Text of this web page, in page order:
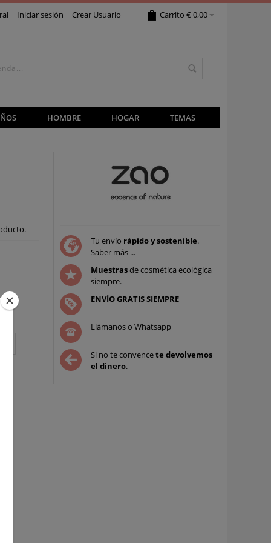
Carrito € 0,00
Iniciar sesión Crear Usuario
HOMBRE HOGAR
TEMAS
Tu envío rápido y sostenible.
Saber más ...
Muestrasde cosmética ecológica
siempre.
ENVÍO GRATIS SIEMPRE
Llámanos o Whatsapp
Si no te convencete devolvemos
el dinero.